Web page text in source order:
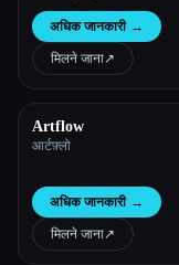
अधिक जानकारी →
मिलने जाना↗︎
Artflow
आर्टफ़्लो
अधिक जानकारी →
मिलने जाना↗︎